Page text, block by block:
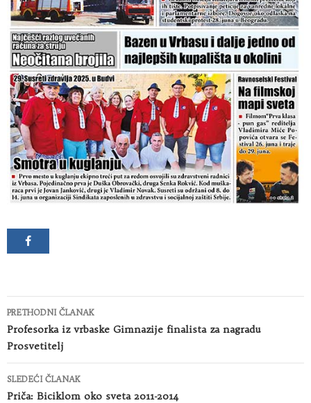
Kretanje
članaka
PRETHODNI ČLANAK
Profesorka iz vrbaske Gimnazije finalista za nagradu
Prosvetitelj
SLEDEĆI ČLANAK
Priča: Biciklom oko sveta 2011-2014